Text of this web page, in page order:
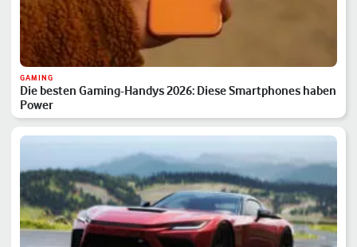
GAMING
Die besten Gaming-Handys 2026: Diese Smartphones haben
Power